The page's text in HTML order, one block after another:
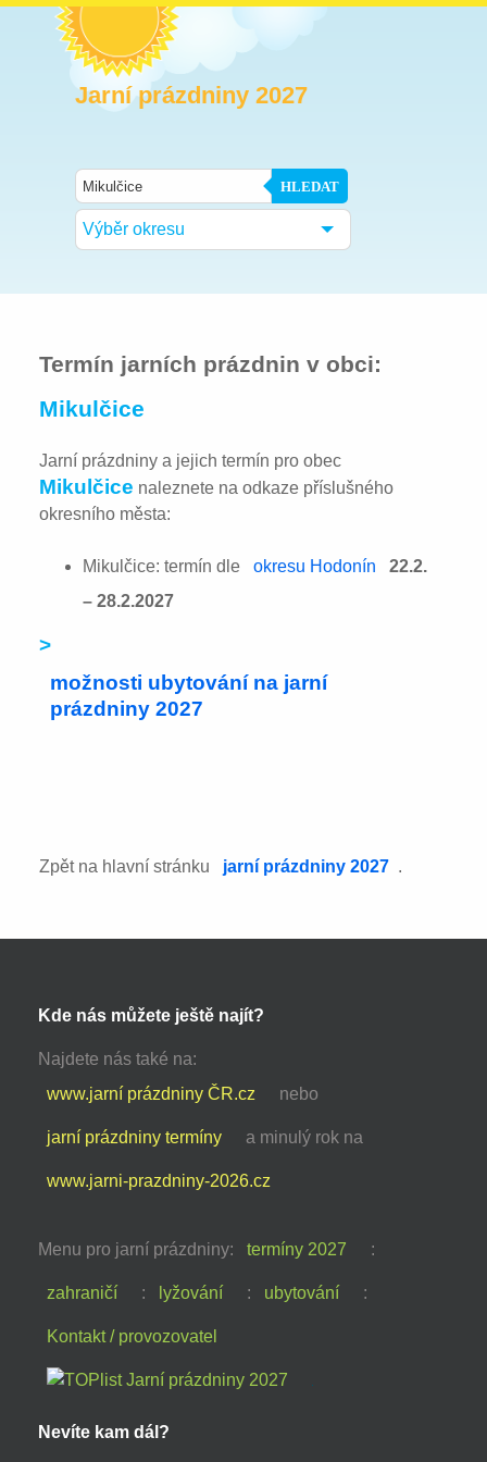
Jarní prázdniny 2027
HLEDAT
Výběr okresu
Termín jarních prázdnin v obci:
Mikulčice
Jarní prázdniny a jejich termín pro obec
Mikulčice naleznete na odkaze příslušného
okresního města:
Mikulčice: termín dle okresu Hodonín
22.2.
– 28.2.2027
>
možnosti ubytování na jarní
prázdniny 2027
Zpět na hlavní stránku jarní prázdniny 2027 .
Kde nás můžete ještě najít?
Najdete nás také na:
www.jarní prázdniny ČR.cz
nebo
jarní prázdniny termíny a minulý rok na
www.jarni-prazdniny-2026.cz
Menu pro jarní prázdniny: termíny 2027 :
zahraničí : lyžování : ubytování :
Kontakt / provozovatel
Nevíte kam dál?